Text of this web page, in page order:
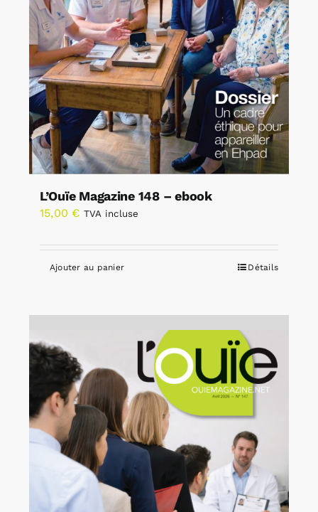
L’Ouïe Magazine 148 – ebook
15,00 € TVA incluse
Ajouter au panier Détails